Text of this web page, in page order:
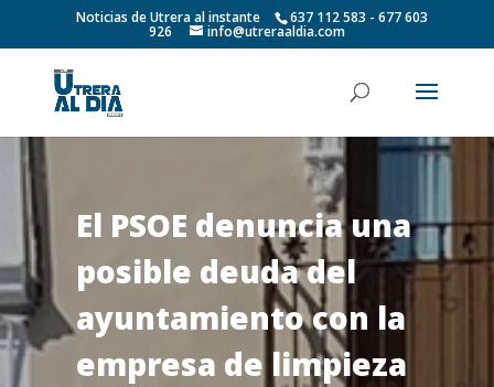
Noticias de Utrera al instante 637 112 583 - 677 603
926 info@utreraaldia.com
El PSOE denuncia una
posible deuda del
ayuntamiento con la
empresa de limpieza